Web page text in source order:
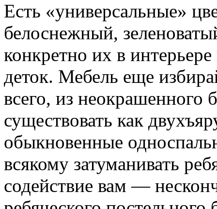
Есть «универсальные»
белоснежный,
конкретно их в
деток. Мебель еще
всего, из
существовать как
обыкновенные
всякому затуманивать
содействие вам —